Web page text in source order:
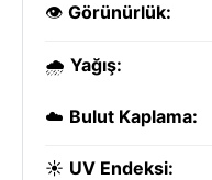
👁️ Görünürlük:
🌧️ Yağış:
☁️ Bulut Kaplama:
☀️ UV Endeksi: